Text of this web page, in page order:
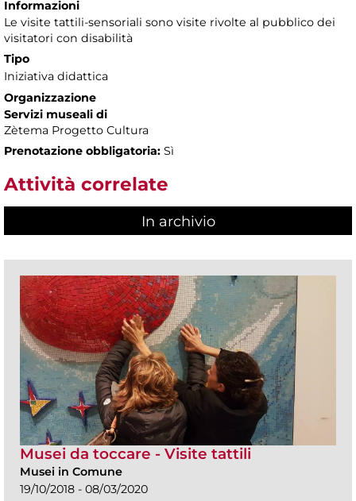
Informazioni
Le visite tattili-sensoriali sono visite rivolte al pubblico dei
visitatori con disabilità
Tipo
Iniziativa didattica
Organizzazione
Servizi museali di
Zètema Progetto Cultura
Prenotazione obbligatoria: Sì
Attività correlate
In archivio
Musei da toccare - Visite tattili
Musei in Comune
19/10/2018 - 08/03/2020